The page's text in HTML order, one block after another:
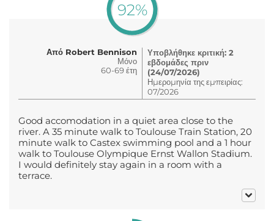
92%
Από Robert Bennison
Μόνο
60-69 έτη
Υποβλήθηκε κριτική: 2
εβδομάδες πριν
(24/07/2026)
Ημερομηνία της εμπειρίας:
07/2026
Good accomodation in a quiet area close to the
river. A 35 minute walk to Toulouse Train Station, 20
minute walk to Castex swimming pool and a 1 hour
walk to Toulouse Olympique Ernst Wallon Stadium.
I would definitely stay again in a room with a
terrace.